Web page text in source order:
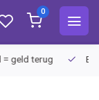
0
geld terug